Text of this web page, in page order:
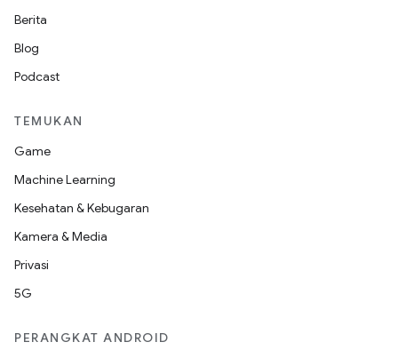
Berita
Blog
Podcast
TEMUKAN
Game
Machine Learning
Kesehatan & Kebugaran
Kamera & Media
Privasi
5G
PERANGKAT ANDROID